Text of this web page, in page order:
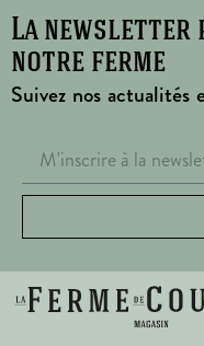
La newsletter
notre ferme
Suivez nos actualités